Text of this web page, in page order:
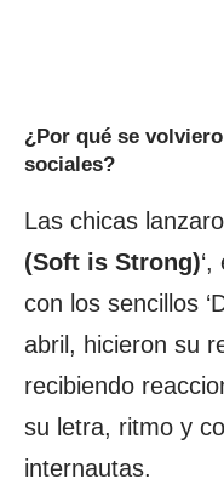
¿Por qué se
sociales?
Las chicas
(Soft is Strong)
con los sencillos
abril, hicieron su
recibiendo
su letra, ritmo y
internautas.